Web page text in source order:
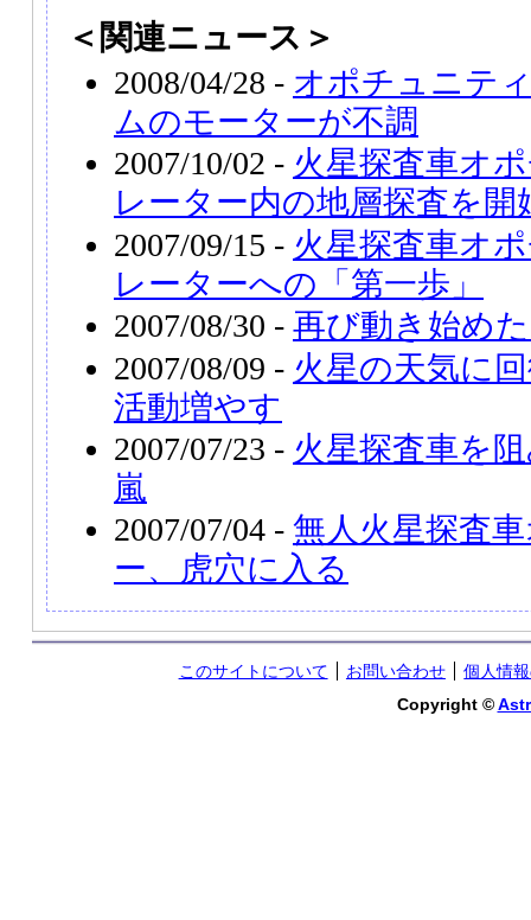
＜関連ニュース＞
2008/04/28 - オポチュニテ
ムのモーターが不調
2007/10/02 - 火星探査車オ
レーター内の地層探査を開
2007/09/15 - 火星探査車オ
レーターへの「第一歩」
2007/08/30 - 再び動き始め
2007/08/09 - 火星の天気に
活動増やす
2007/07/23 - 火星探査車を
嵐
2007/07/04 - 無人火星探査
ー、虎穴に入る
このサイトについて お問い合わせ
個人情
Copyright ©